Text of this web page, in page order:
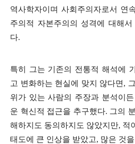
역사학자이며 사회주의자로서 연
주의적 자본주의의 성격에 대해
다.
특히 그는 기존의 전통적 해석에
고 변화하는 현실에 맞지 않다면 ,
위가 있는 사람의 주장과 분석이
운 혁신적 접근을 추구했다. 그의
해하지도 동의하지도 않았지만, 적
태도에 큰 인상을 받았고, 많은 것